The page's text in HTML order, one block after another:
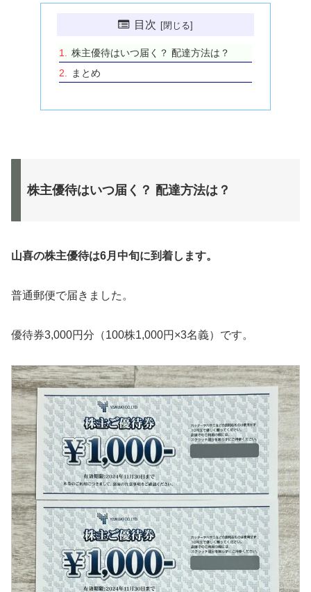
目次
株主優待はいつ届く？ 配達方法は？
まとめ
株主優待はいつ届く？ 配達方法は？
山喜の株主優待は6月中旬に到着します。
普通郵便で届きました。
優待券3,000円分（100株1,000円×3名義）です。